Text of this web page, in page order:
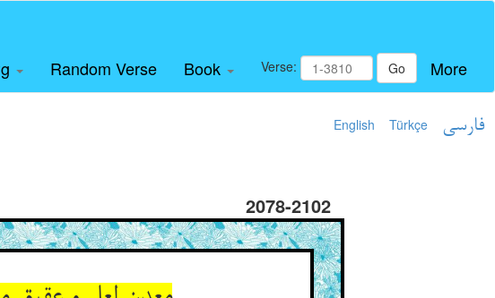
Random Verse Book Verse: Go More
English Türkçe فارسی
2078-2102